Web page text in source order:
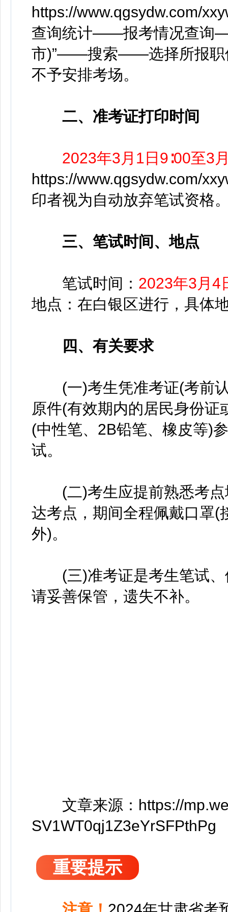
https://www.qgsydw.com/
查询统计——报考情况查询
市)”——搜索——选择所报职
不予安排考场。
二、准考证打印时间
2023年3月1日9∶00至3
https://www.qgsydw.com/
印者视为自动放弃笔试资格
三、笔试时间、地点
笔试时间： 2023年3月4
地点：在白银区进行，具体
四、有关要求
(一)考生凭准考证(考前认
原件(有效期内的居民身份
(中性笔、2B铅笔、橡皮等)
试。
(二)考生应提前熟悉考点
达考点，期间全程佩戴口罩(
外)。
(三)准考证是考生笔试、
请妥善保管，遗失不补。
文章来源：https://
SV1WT0qj1Z3eYrSFPthPg
重要提示